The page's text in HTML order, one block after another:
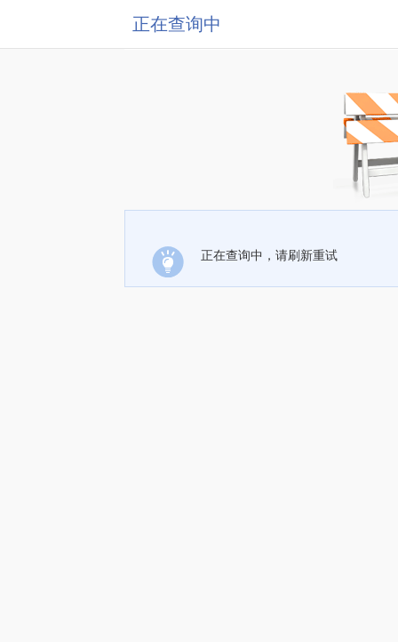
正在查询中
正在查询中，请刷新重试